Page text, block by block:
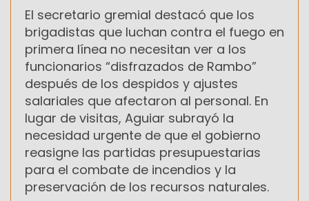
El secretario gremial destacó que los
brigadistas que luchan contra el fuego en
primera línea no necesitan ver a los
funcionarios “disfrazados de Rambo”
después de los despidos y ajustes
salariales que afectaron al personal. En
lugar de visitas, Aguiar subrayó la
necesidad urgente de que el gobierno
reasigne las partidas presupuestarias
para el combate de incendios y la
preservación de los recursos naturales.